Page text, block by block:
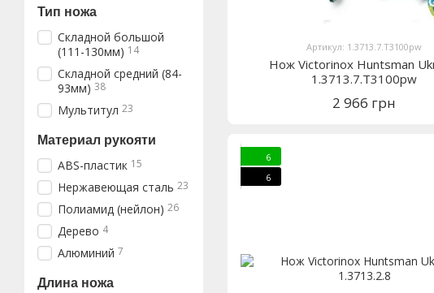
Артикул: 1.3713.7.T3100pw
Нож Victorinox Huntsman
1.3713.7.T3100pw
2 966 грн
6
6
Тип ножа
Складной большой
(111-130мм) 14
Складной средний (84-
93мм) 38
Мультитул 23
Материал рукояти
ABS-пластик 15
Нержавеющая сталь 23
Полиамид (нейлон) 26
Дерево 4
Алюминий 7
Длина ножа